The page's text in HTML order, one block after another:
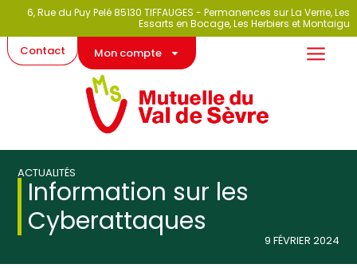
6, Rue du Puy Pelé 85130 TIFFAUGES - Permanences sur La Verrie, Les
Essarts en Bocage, Les Herbiers et Montaigu
Contact Mon compte
ACTUALITÉS
Information sur les
Cyberattaques
9 FÉVRIER 2024